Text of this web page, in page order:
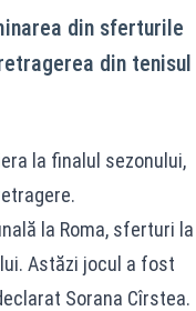
din sferturile
din tenisul
la finalul sezonului,
la Roma, sferturi la
Astăzi jocul a fost
Sorana Cîrstea.